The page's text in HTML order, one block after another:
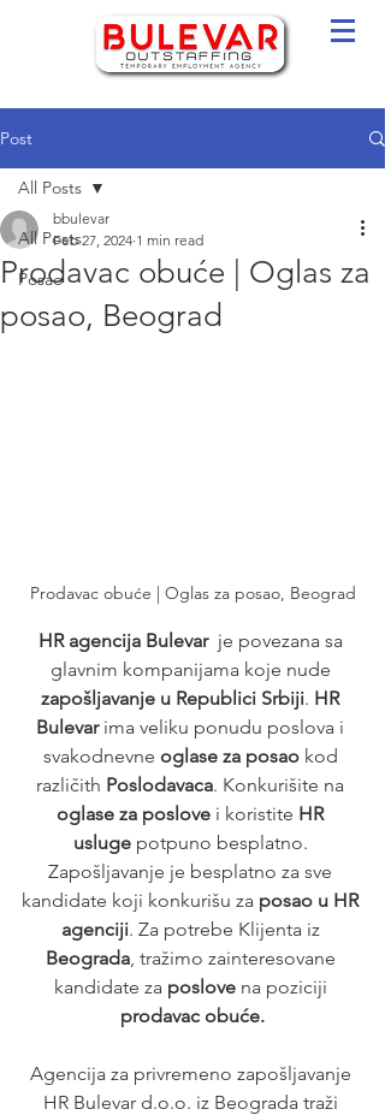
Post
All Posts
Posao
All Posts
Prodavac obuće | Oglas za
posao, Beograd
bbulevar
Feb 27, 2024 1 min read
Prodavac obuće | Oglas za posao, Beograd
HR agencija Bulevar je povezana sa
glavnim kompanijama koje nude
zapošljavanje u Republici Srbiji. HR
Bulevar ima veliku ponudu poslova i
svakodnevne oglase za posao kod
različith Poslodavaca. Konkurišite na
oglase za poslove i koristite HR
usluge potpuno besplatno.
Zapošljavanje je besplatno za sve
kandidate koji konkurišu za posao u HR
agenciji. Za potrebe Klijenta iz
Beograda, tražimo zainteresovane
kandidate za poslove na poziciji
prodavac obuće.
Agencija za privremeno zapošljavanje
HR Bulevar d.o.o. iz Beograda traži